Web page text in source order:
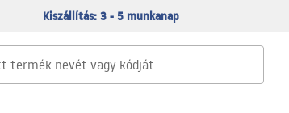
Kiszállítás: 3 - 5 munkanap